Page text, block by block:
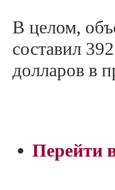
В целом,
составил
долларов в
Перейти